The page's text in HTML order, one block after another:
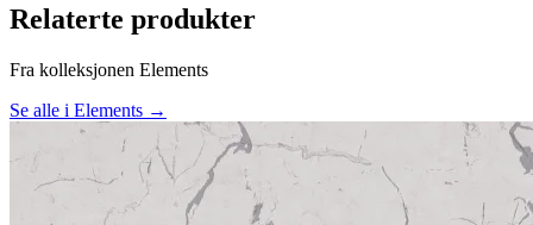
Relaterte produkter
Fra kolleksjonen Elements
Se alle i Elements →